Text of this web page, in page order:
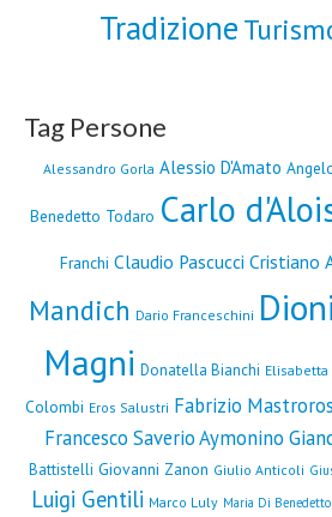
Tradizione
Tag Persone
Alessandro Gorla Alessio D'Amato
Benedetto Todaro Carlo
Franchi Claudio Pascucci Cristiano
Mandich Dario Franceschini
Magni Donatella Bianchi Elisabetta
Colombi Eros Salustri Fabrizio
Francesco Saverio Aymonino
Battistelli Giovanni Zanon Giulio Anticoli
Luigi Gentili Marco Luly Maria Di Benedetto